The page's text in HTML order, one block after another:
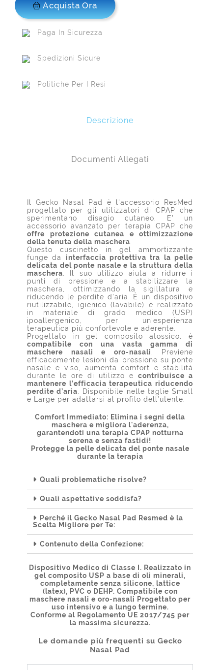
Acquista Ora
Paga In Sicurezza
Spedizioni Sicure
Politiche Per I Resi
Descrizione
Documenti Allegati
Il Gecko Nasal Pad è l'accessorio ResMed
progettato per gli utilizzatori di CPAP che
sperimentano disagio cutaneo. E' un
accessorio avanzato per terapia CPAP che
offre protezione cutanea e ottimizzazione
della tenuta della maschera
Questo cuscinetto in gel ammortizzante
funge da interfaccia protettiva tra la pelle
delicata del ponte nasale e la struttura della
maschera . Il suo utilizzo aiuta a ridurre i
punti di pressione e a stabilizzare la
maschera, ottimizzando la sigillatura e
riducendo le perdite d'aria. È un dispositivo
riutilizzabile, igienico (lavabile) e realizzato
in materiale di grado medico (USP)
ipoallergenico, per un'esperienza
terapeutica più confortevole e aderente.
Progettato in gel composito atossico, è
compatibile con una vasta gamma di
maschere nasali e oro-nasali . Previene
efficacemente lesioni da pressione su ponte
nasale e viso, aumenta comfort e stabilità
durante le ore di utilizzo e contribuisce a
mantenere l’efficacia terapeutica riducendo
perdite d’aria . Disponibile nelle taglie Small
e Large per adattarsi al profilo dell’utente.
Comfort Immediato: Elimina i segni della
maschera e migliora l'aderenza,
garantendoti una terapia CPAP notturna
serena e senza fastidi!
Protegge la pelle delicata del ponte nasale
durante la terapia
Quali problematiche risolve?
Quali aspettative soddisfa?
Perché il Gecko Nasal Pad Resmed è la
Scelta Migliore per Te:
Contenuto della Confezione:
Dispositivo Medico di Classe I. Realizzato in
gel composito USP a base di oli minerali,
completamente senza silicone, lattice
(latex), PVC o DEHP. Compatibile con
maschere nasali e oro-nasali Progettato per
uso intensivo e a lungo termine.
Conforme al Regolamento UE 2017/745 per
la massima sicurezza.
Le domande più frequenti su Gecko
Nasal Pad